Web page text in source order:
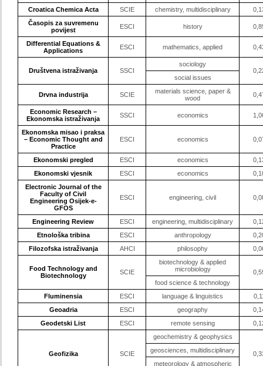
Croatica Chemica Acta SCIE chemistry, multidisciplinary
Časopis za suvremenu
povijest
ESCI history
Differential Equations &
Applications
ESCI mathematics, applied
Društvena istraživanja SSCI
sociology
social issues
Drvna industrija SCIE
materials science, paper &
wood
Economic Research –
Ekonomska istraživanja
SSCI economics
Ekonomska misao i praksa
– Economic Thought and
Practice
ESCI economics
Ekonomski pregled ESCI economics
Ekonomski vjesnik
ESCI economics
Electronic Journal of the
Faculty of Civil
Engineering Osijek-e-
GFOS
ESCI engineering, civil
Engineering Review ESCI engineering, multidisciplinary
Etnološka tribina
ESCI anthropology
Filozofska istraživanja
AHCI philosophy
Food Technology and
Biotechnology
SCIE
biotechnology & applied
microbiology
food science & technology
Fluminensia
ESCI language & linguistics
Geoadria
ESCI geography
Geodetski List
ESCI remote sensing
Geofizika SCIE
geochemistry & geophysics
geosciences, multidisciplinary
meteorology & atmospheric